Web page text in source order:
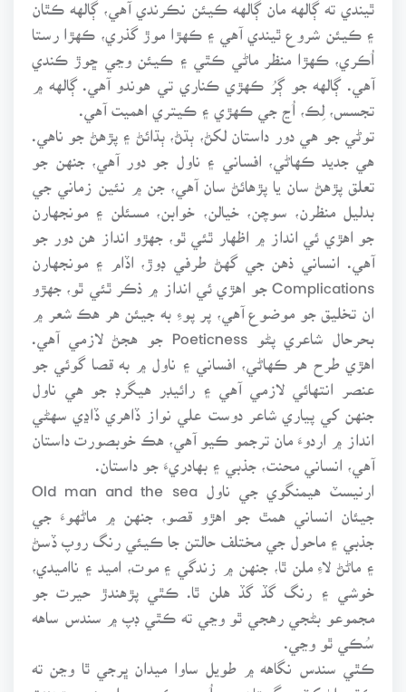
۽ ڪيئن شروع ٿيندي آهي ۽ ڪهڙا موڙ گذري، ڪهڙا رستا
اُڪري، ڪهڙا منظر ماڻي ڪٿي ۽ ڪيئن وڃي ڇوڙ ڪندي
آهي. ڳالهه جو ڳرُ ڪهڙي ڪناري تي هوندو آهي. ڳالهه ۾
تجسس، لِڪ، اُڃ جي ڪهڙي ۽ ڪيتري اهميت آهي.
توڻي جو هي دور داستان لکڻ، ٻڌڻ، ٻڌائڻ ۽ پڙهڻ جو ناهي.
هي جديد ڪهاڻي، افساني ۽ ناول جو دور آهي، جنهن جو
تعلق پڙهڻ سان يا پڙهائڻ سان آهي، جن ۾ نئين زماني جي
بدليل منظرن، سوچن، خيالن، خوابن، مسئلن ۽ مونجهارن
جو اهڙي ئي انداز ۾ اظهار ٿئي ٿو، جهڙو انداز هن دور جو
آهي. انساني ذهن جي گهڻ طرفي ڊوڙ، اڏام ۽ مونجهارن
Complications جو اهڙي ئي انداز ۾ ذڪر ٿئي ٿو، جهڙو
ان تخليق جو موضوع آهي، پر پوءِ به جيئن هر هڪ شعر ۾
بحرحال شاعري پڻو Poeticness جو هجڻ لازمي آهي.
اهڙي طرح هر ڪهاڻي، افساني ۽ ناول ۾ به قصا گوئي جو
عنصر انتهائي لازمي آهي ۽ رائيڊر هيگرڊ جو هي ناول
جنهن کي پياري شاعر دوست علي نواز ڏاهري ڏاڍي سهڻي
انداز ۾ اردوءَ مان ترجمو ڪيو آهي، هڪ خوبصورت داستان
آهي، انساني محنت، جذبي ۽ بهادريءَ جو داستان.
جيئان انساني همٿ جو اهڙو قصو، جنهن ۾ ماڻهوءَ جي
جذبي ۽ ماحول جي مختلف حالتن جا ڪيئي رنگ روپ ڏسڻ
۽ ماڻڻ لاءِ ملن ٿا، جنهن ۾ زندگي ۽ موت، اميد ۽ نااميدي،
خوشي ۽ رنگ گڏ گڏ هلن ٿا. ڪٿي پڙهندڙ حيرت جو
مجموعو بڻجي رهجي ٿو وڃي ته ڪٿي ڊپ ۾ سندس ساهه
سُڪي ٿو وڃي.
ڪٿي سندس نگاهه ۾ طويل ساوا ميدان ڀرجي ٿا وڃن ته
ڪٿي اڻ کٽ ريگستان جي اُس ۽ ڪوسي واريءَ ۾ پڙهندڙ